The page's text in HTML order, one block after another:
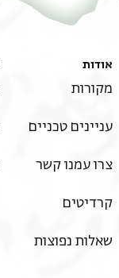
אודות
מקורות
עניינים טכניים
צרו עמנו קשר
קרדיטים
שאלות נפוצות